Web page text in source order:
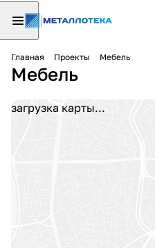
Главная Проекты Мебель
Мебель
загрузка карты...